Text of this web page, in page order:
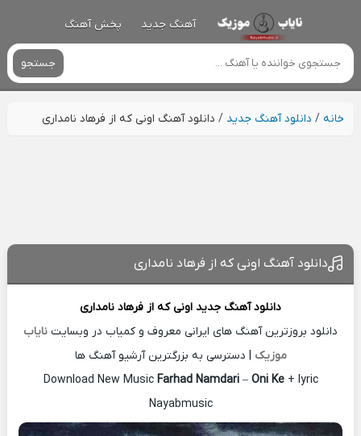
آهنگ جدید پخش آهنگ
جستجو
خانه/ دانلود آهنگ جدید / دانلود آهنگ اونی که از فرهاد نامداری
دانلود آهنگ اونی که از فرهاد نامداری
دانلود آهنگ جدید اونی که از فرهاد نامداری
دانلود بروزترین آهنگ های ایرانی معروف و کمیاب در وبسایت نایاب
موزیک | دسترسی به بزرگترین آرشیو آهنگ ها
Download New Music Farhad Namdari– Oni Ke+ lyric
Nayabmusic